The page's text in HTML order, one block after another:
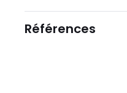
Références